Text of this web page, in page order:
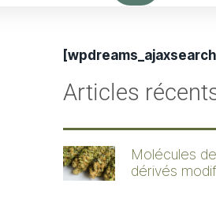
Articles
Molécules
dérivés